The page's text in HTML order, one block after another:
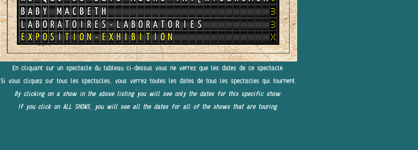
En cliquant sur un spectacle du tableau ci-dessus vous ne verrez que les dates de ce spectacle.
Si vous cliquez sur tous les spectacles, vous verrez toutes les dates de tous les spectacles qui tournent.
By clicking on a show in the above listing you will see only the dates for this specific show.
If you click on ALL SHOWS, you will see all the dates for all of the shows that are touring.